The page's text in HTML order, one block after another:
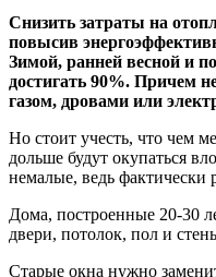
Снизить затраты на
повысив
Зимой, ранней весной и
достигать 90%. Причем
газом, дровами или
Но стоит учесть, что чем
дольше будут окупаться
немалые, ведь фактически
Дома, построенные 20-30
двери, потолок, пол и
Старые окна нужно